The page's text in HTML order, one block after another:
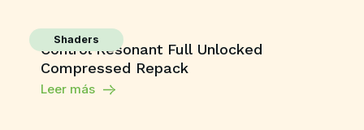
Shaders
Control Resonant Full Unlocked
Compressed Repack
Leer más